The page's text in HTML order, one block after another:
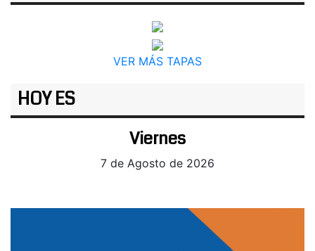
VER MÁS TAPAS
HOY ES
Viernes
7 de Agosto de 2026